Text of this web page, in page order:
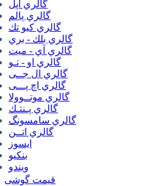
گالري اپل
گالري پالم
گالري كيو تك
گالري بلك - بري
گالري آي - ميت
گالري او - تـو
گالري ال جــی
گالري اچ پـــی
گالري موتــوولا
گالري پـنتـك
گالري سامسونگ
گالري اتــن
ایسوز
بنکیو
ویندو
قیمت گوشی